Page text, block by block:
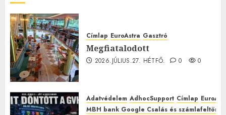
Címlap EuroAstra Gasztró
Megfiatalodott
2026.JÚLIUS.27. HÉTFŐ. 0 0
Adatvédelem AdhocSupport Címlap
MBH bank Google Csalás és